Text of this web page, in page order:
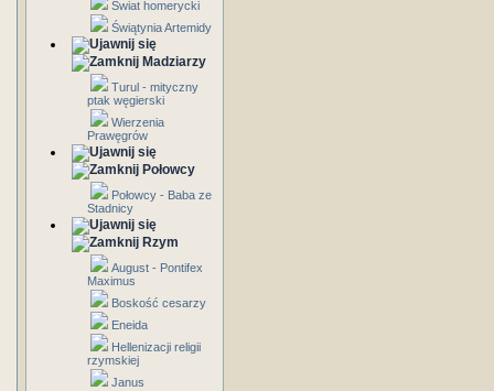
Świat homerycki
Świątynia Artemidy
Madziarzy
Turul - mityczny
ptak węgierski
Wierzenia
Prawęgrów
Połowcy
Połowcy - Baba ze
Stadnicy
Rzym
August - Pontifex
Maximus
Boskość cesarzy
Eneida
Hellenizacji religii
rzymskiej
Janus